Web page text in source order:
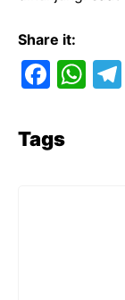
Share it:
F
c
e
W
Tags